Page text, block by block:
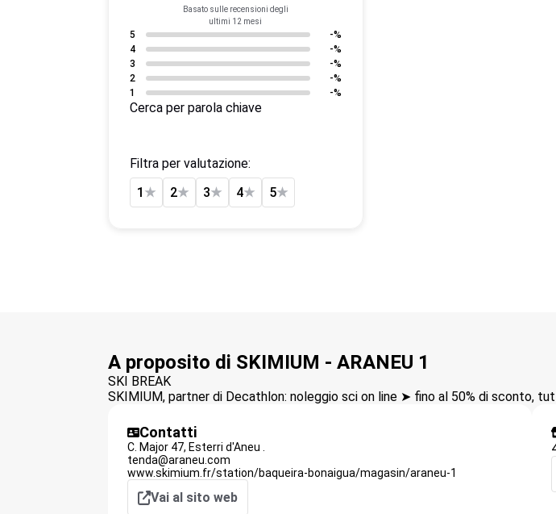
Basato sulle recensioni degli
ultimi 12 mesi
5
-%
4
-%
3
-%
2
-%
1
-%
Cerca per parola chiave
Filtra per valutazione:
1 ★ 2★ 3★ 4★ 5★
A proposito di SKIMIUM - ARANEU 1
SKI BREAK
SKIMIUM, partner di Decathlon: noleggio sci on line ➤ fino al 50% di sconto,
Contatti
C. Major 47, Esterri d'Aneu
tenda@araneu.com
www.skimium.fr/station/baqueira-bonaigua/magasin/araneu-1
Vai al sito web